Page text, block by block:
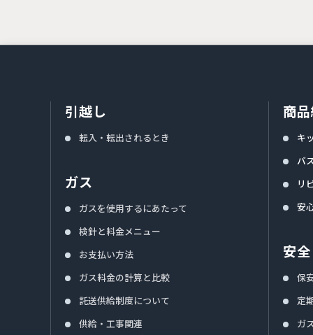
引越し
転入・転出されるとき
ガス
ガスを使用するにあたって
検針と料金メニュー
お支払い方法
ガス料金の計算と比較
託送供給制度について
供給・工事関連
商
キ
バ
リ
安
安
保
定
ガ